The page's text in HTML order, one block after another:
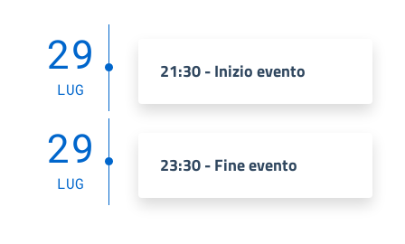
29
LUG
21:30 - Inizio evento
29
LUG
23:30 - Fine evento